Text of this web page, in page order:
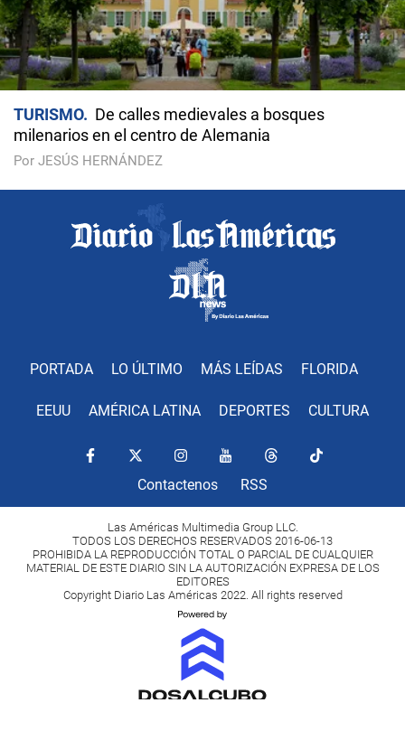
TURISMO
De calles medievales a bosques
milenarios en el centro de Alemania
Por JESÚS HERNÁNDEZ
PORTADA LO ÚLTIMO MÁS LEÍDAS FLORIDA
EEUU AMÉRICA LATINA DEPORTES CULTURA
Contactenos RSS
Las Américas Multimedia Group LLC.
TODOS LOS DERECHOS RESERVADOS 2016-06-13
PROHIBIDA LA REPRODUCCIÓN TOTAL O PARCIAL DE CUALQUIER
MATERIAL DE ESTE DIARIO SIN LA AUTORIZACIÓN EXPRESA DE LOS
EDITORES
Copyright Diario Las Américas 2022. All rights reserved